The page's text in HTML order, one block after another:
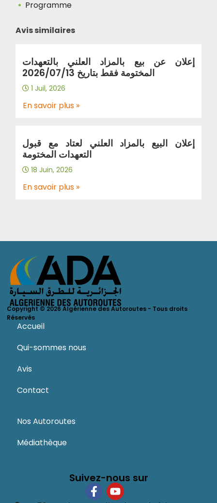
Programme
Avis similaires
إعلان عن بيع بالمزاد العلني بالتعهدات
المختومة فقط بتاريخ 2026/07/13
1 Juil, 2026
En savoir plus »
إعلان البيع بالمزاد العلني لعتاد مع قبول
التعهدات المختومة
18 Juin, 2026
En savoir plus »
Copyright © 2026 Algérienne des Autoroutes - Tous droits
Réservés
Accueil
Qui-sommes nous
Avis
Contact
Nos Autoroutes
Médiathèque
Suivez-nous sur